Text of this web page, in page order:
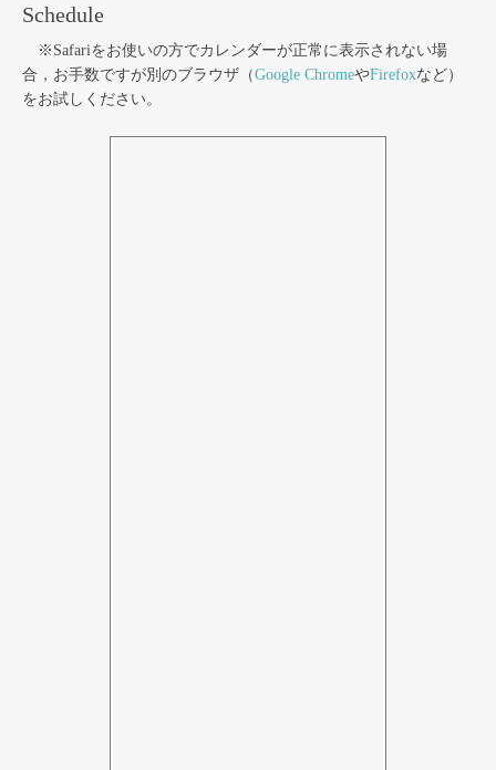
Schedule
※Safariをお使いの方でカレンダーが正常に表示されない場
合，お手数ですが別のブラウザ（Google ChromeやFirefoxなど）
をお試しください。